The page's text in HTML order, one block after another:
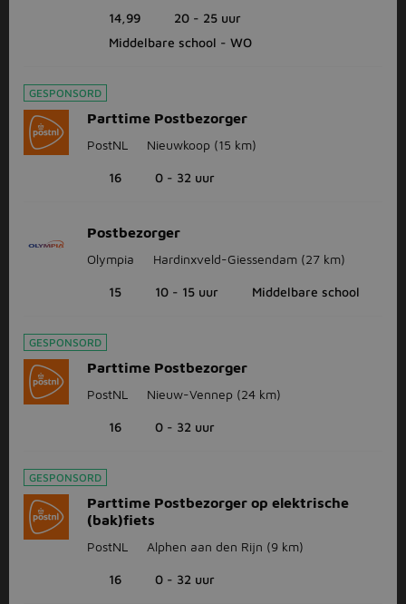
14,99
20 - 25 uur
Middelbare school - WO
GESPONSORD
Parttime Postbezorger
PostNL Nieuwkoop (15 km)
16 0 - 32 uur
Postbezorger
Olympia Hardinxveld-Giessendam (27 km)
15 10 - 15 uur Middelbare school
GESPONSORD
Parttime Postbezorger
PostNL Nieuw-Vennep (24 km)
16 0 - 32 uur
GESPONSORD
Parttime Postbezorger op elektrische
(bak)fiets
PostNL Alphen aan den Rijn (9 km)
16 0 - 32 uur